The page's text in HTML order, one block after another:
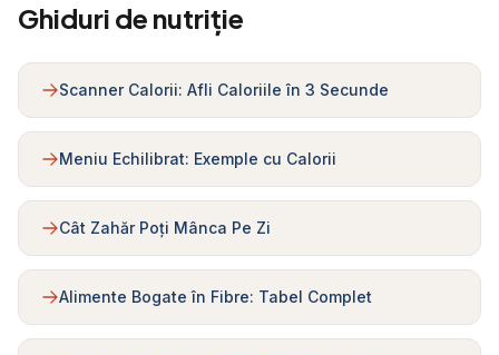
Ghiduri de nutriție
Scanner Calorii: Afli Caloriile în 3 Secunde
Meniu Echilibrat: Exemple cu Calorii
Cât Zahăr Poți Mânca Pe Zi
Alimente Bogate în Fibre: Tabel Complet